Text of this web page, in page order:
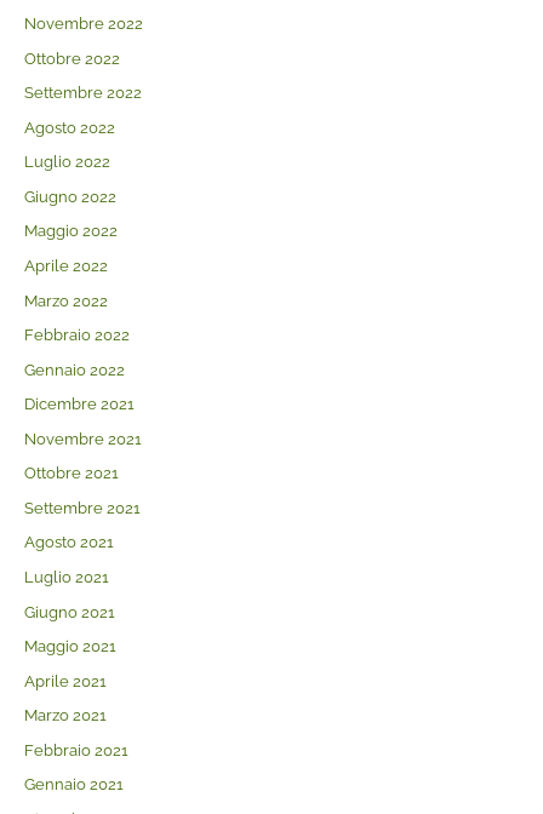
Novembre 2022
Ottobre 2022
Settembre 2022
Agosto 2022
Luglio 2022
Giugno 2022
Maggio 2022
Aprile 2022
Marzo 2022
Febbraio 2022
Gennaio 2022
Dicembre 2021
Novembre 2021
Ottobre 2021
Settembre 2021
Agosto 2021
Luglio 2021
Giugno 2021
Maggio 2021
Aprile 2021
Marzo 2021
Febbraio 2021
Gennaio 2021